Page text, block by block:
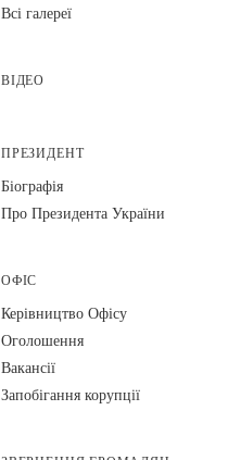
Всі галереї
ВІДЕО
ПРЕЗИДЕНТ
Біографія
Про Президента України
ОФІС
Керівництво Офісу
Оголошення
Вакансії
Запобігання корупції